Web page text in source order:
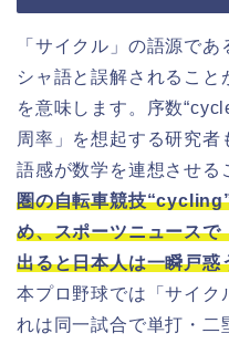
「サイクル」の語源で
シャ語と誤解されること
を意味します。序数
周率」を想起する研究者
語感が数学を連想させる
圏の自転車競技
め、スポーツニュースで
出ると日本人は一瞬戸惑
本プロ野球では「サイク
れは同一試合で単打・二